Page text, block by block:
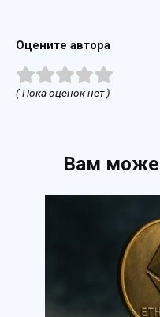
Оцените автора
( Пока оценок нет )
Вам